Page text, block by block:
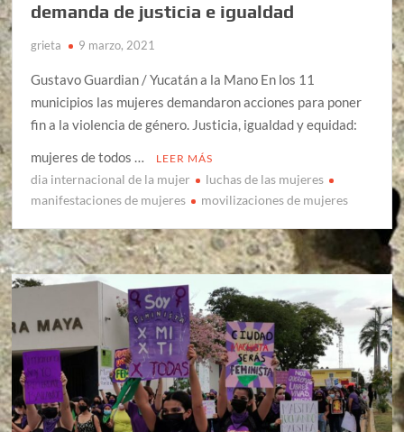
demanda de justicia e igualdad
grieta 9 marzo, 2021
Gustavo Guardian / Yucatán a la Mano En los 11
municipios las mujeres demandaron acciones para poner
fin a la violencia de género. Justicia, igualdad y equidad:
mujeres de todos …
LEER MÁS
dia internacional de la mujer
luchas de las mujeres
manifestaciones de mujeres
movilizaciones de mujeres